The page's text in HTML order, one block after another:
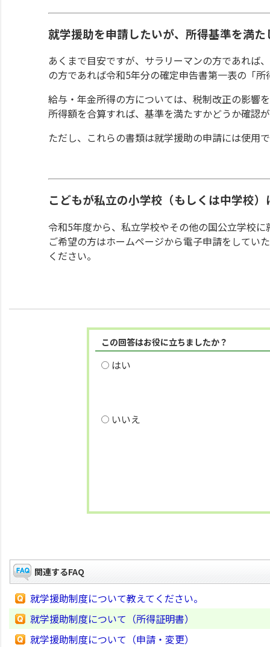
就学援助を申請したいが、所得基準を満
あくまで目安ですが、サラリーマンの方であれば
の方であれば令和5年分の確定申告書第一表の「
給与・年金所得の方については、税制改正の影響
所得額を合算すれば、基準を満たすかどうか確認
ただし、これらの書類は就学援助の申請には使用
こどもが私立の小学校（もしくは中学校
令和5年度から、私立学校やその他の国公立学校
ご希望の方はホームページから電子申請をしてい
ください。
この回答はお役に立ちましたか？
はい
いいえ
関連するFAQ
就学援助制度について教えてください。
就学援助制度について（所得証明書）
就学援助制度について（申請・変更）